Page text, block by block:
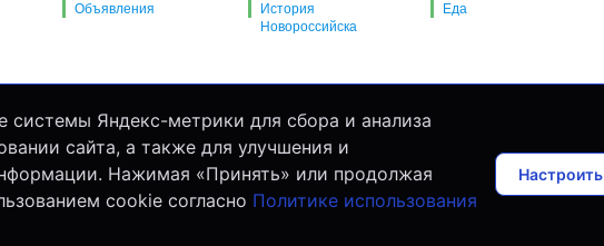
Объявления
История
Новороссийска
Еда
Яндекс-метрики для сбора и анализа
сайта, а также для улучшения и
Нажимая «Принять» или продолжая
cookie согласно Политике использования
Настроить